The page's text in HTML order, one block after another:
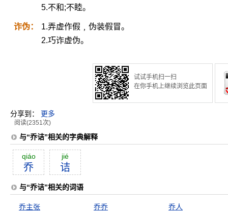
5.不和;不睦。
诈伪：
1.弄虚作假﹐伪装假冒。
2.巧诈虚伪。
试试手机扫一扫
在你手机上继续浏览此页面
分享到： 更多
阅读(2351次)
与“乔诘”相关的字典解释
qiáo
乔
jié
诘
与“乔诘”相关的词语
乔主张 乔乔
乔人